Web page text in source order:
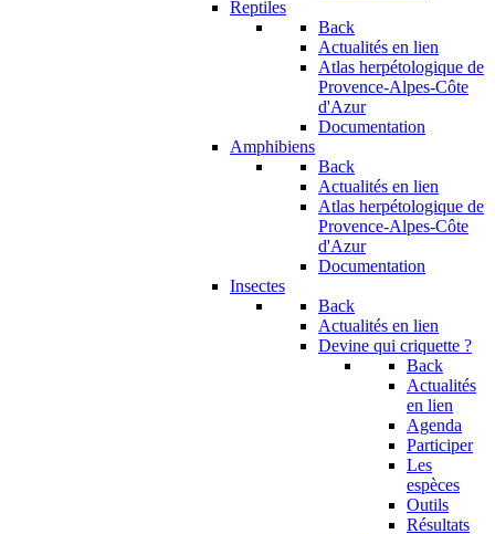
Reptiles
Back
Actualités en lien
Atlas herpétologique de
Provence-Alpes-Côte
d'Azur
Documentation
Amphibiens
Back
Actualités en lien
Atlas herpétologique de
Provence-Alpes-Côte
d'Azur
Documentation
Insectes
Back
Actualités en lien
Devine qui criquette ?
Back
Actualités
en lien
Agenda
Participer
Les
espèces
Outils
Résultats